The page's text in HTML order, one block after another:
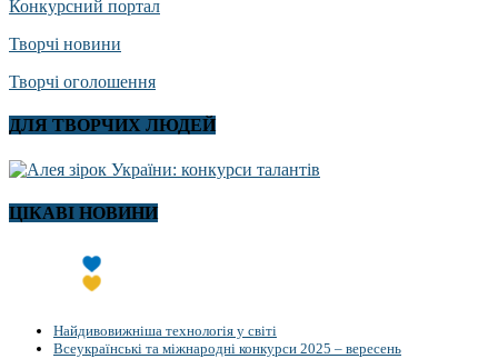
Конкурсний портал
Творчі новини
Творчі оголошення
ДЛЯ ТВОРЧИХ ЛЮДЕЙ
ЦІКАВІ НОВИНИ
Найдивовижніша технологія у світі
Всеукраїнські та міжнародні конкурси 2025 – вересень